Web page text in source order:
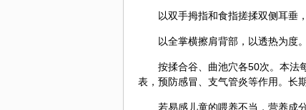
以双手拇指和食指搓揉双侧耳垂
以全掌横擦肩背部，以透热为度。
按揉合谷、曲池穴各50次。本法
表，预防感冒、支气管炎等作用。长
若易感儿童的喂养不当，营养成